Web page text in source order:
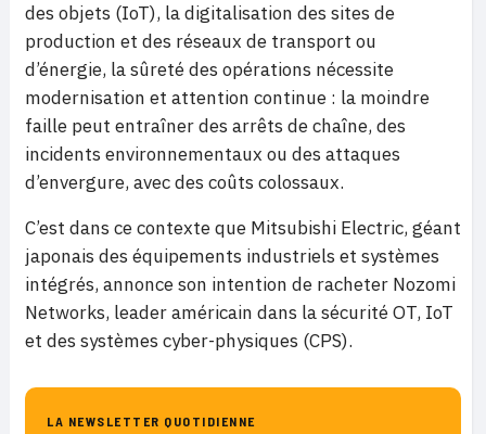
des objets (IoT), la digitalisation des sites de
production et des réseaux de transport ou
d’énergie, la sûreté des opérations nécessite
modernisation et attention continue : la moindre
faille peut entraîner des arrêts de chaîne, des
incidents environnementaux ou des attaques
d’envergure, avec des coûts colossaux.
C’est dans ce contexte que Mitsubishi Electric, géant
japonais des équipements industriels et systèmes
intégrés, annonce son intention de racheter Nozomi
Networks, leader américain dans la sécurité OT, IoT
et des systèmes cyber-physiques (CPS).
LA NEWSLETTER QUOTIDIENNE